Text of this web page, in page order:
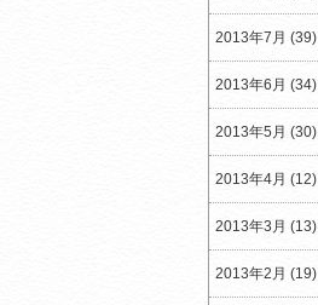
2013年7月 (39)
2013年6月 (34)
2013年5月 (30)
2013年4月 (12)
2013年3月 (13)
2013年2月 (19)